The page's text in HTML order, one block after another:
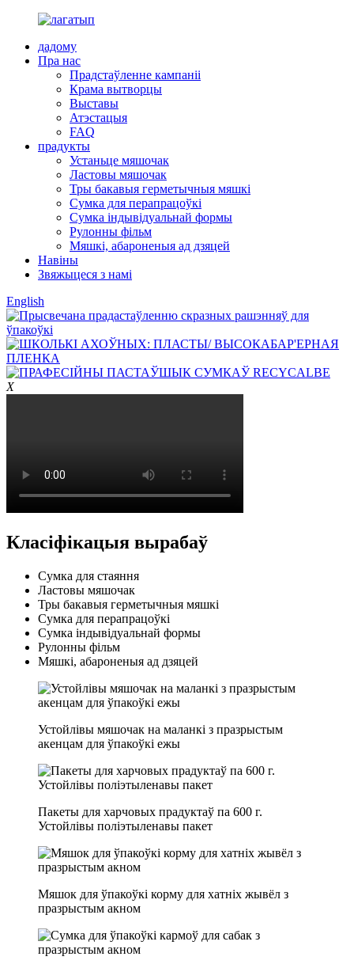
дадому
Пра нас
Прадстаўленне кампаніі
Крама вытворцы
Выставы
Атэстацыя
FAQ
прадукты
Устаньце мяшочак
Ластовы мяшочак
Тры бакавыя герметычныя мяшкі
Сумка для перапрацоўкі
Сумка індывідуальнай формы
Рулонны фільм
Мяшкі, абароненыя ад дзяцей
Навіны
Звяжыцеся з намі
English
X
Класіфікацыя вырабаў
Сумка для стаяння
Ластовы мяшочак
Тры бакавыя герметычныя мяшкі
Сумка для перапрацоўкі
Сумка індывідуальнай формы
Рулонны фільм
Мяшкі, абароненыя ад дзяцей
Устойлівы мяшочак на маланкі з празрыстым
акенцам для ўпакоўкі ежы
Пакеты для харчовых прадуктаў па 600 г.
Устойлівы поліэтыленавы пакет
Мяшок для ўпакоўкі корму для хатніх жывёл з
празрыстым акном